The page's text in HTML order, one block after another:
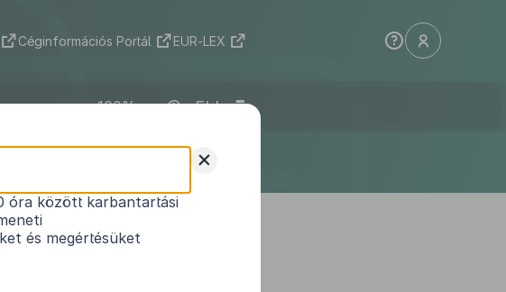
Céginformációs Portál EUR-LEX
ELI
1 +
óra között karbantartási
és megértésüket